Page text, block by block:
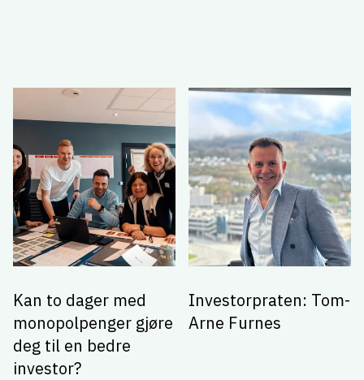
Kan to dager med
monopolpenger gjøre
deg til en bedre
investor?
Investorpraten: Tom-
Arne Furnes